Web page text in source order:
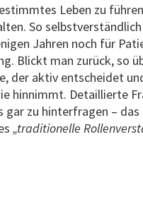
Leben zu
So
Jahren noch für
Blickt man zurück, so
der aktiv entscheidet
hinnimmt. Detaillierte
zu hinterfragen –
„traditionelle